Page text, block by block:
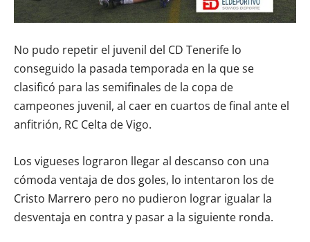
No pudo repetir el juvenil del CD Tenerife lo
conseguido la pasada temporada en la que se
clasificó para las semifinales de la copa de
campeones juvenil, al caer en cuartos de final ante el
anfitrión, RC Celta de Vigo.
Los vigueses lograron llegar al descanso con una
cómoda ventaja de dos goles, lo intentaron los de
Cristo Marrero pero no pudieron lograr igualar la
desventaja en contra y pasar a la siguiente ronda.